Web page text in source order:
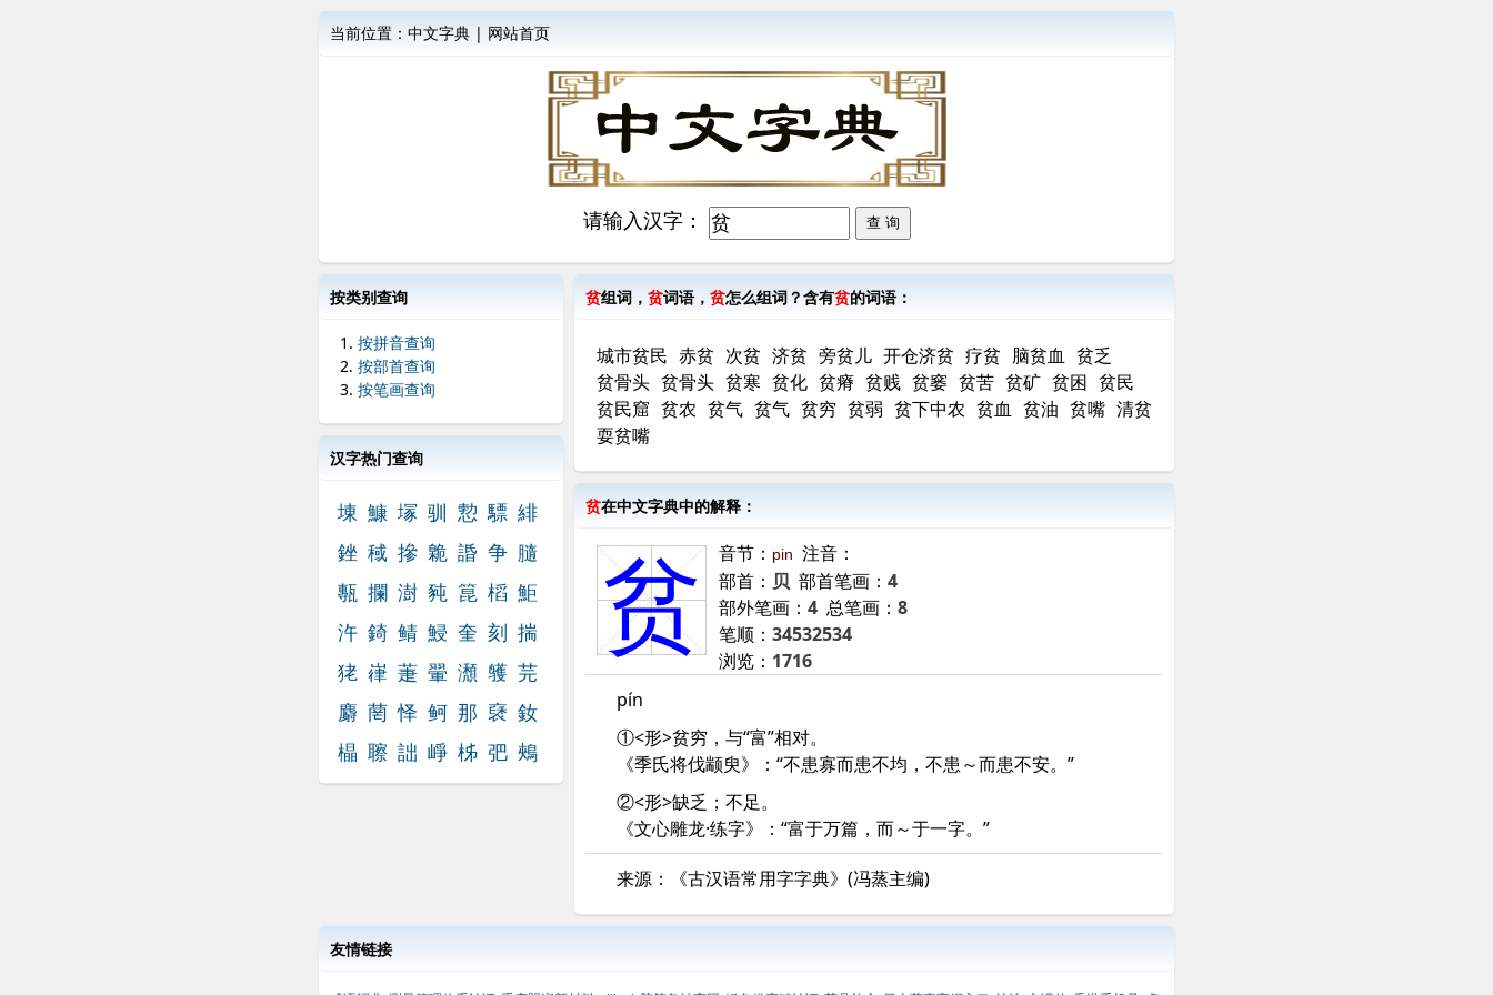
当前位置： 中文字典 | 网站首页
请输入汉字：
按类别查询
按拼音查询
按部首查询
按笔画查询
汉字热门查询
埬 鱇 塜 驯 愂 驃 緋
銼 稢 摻 臲 諙 争 膸
甎 攔 澍 豘 箟 槄 鮔
汻 錡 鲭 鮼 奎 刻 揣
狫 嵂 萐 翬 瀩 鹱 芫
麝 菵 怿 鲄 那 褎 釹
橸 聺 詘 崢 柹 弝 鵊
贫组词， 贫词语， 贫怎么组词？含有贫的词语：
城市贫民 赤贫 次贫 济贫 旁贫儿 开仓济贫 疗贫 脑贫血 贫乏
贫骨头 贫骨头 贫寒 贫化 贫瘠 贫贱 贫窭 贫苦 贫矿 贫困 贫民
贫民窟 贫农 贫气 贫气 贫穷 贫弱 贫下中农 贫血 贫油 贫嘴 清贫
耍贫嘴
贫在中文字典中的解释：
贫 音节： pin 注音：
部首： 贝 部首笔画： 4
部外笔画： 4 总笔画： 8
笔顺： 34532534
浏览： 1716
pín
①<形>贫穷，与“富”相对。
《季氏将伐颛臾》：“不患寡而患不均，不患～而患不安。”
②<形>缺乏；不足。
《文心雕龙·练字》：“富于万篇，而～于一字。”
来源：《古汉语常用字字典》(冯蒸主编)
友情链接